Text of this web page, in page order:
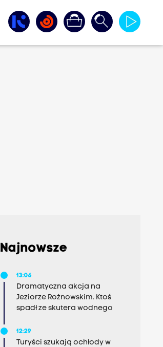
Najnowsze
13:06
Dramatyczna akcja na
Jeziorze Rożnowskim. Ktoś
spadł ze skutera wodnego
12:29
Turyści szukają ochłody w